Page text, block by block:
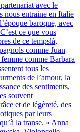
avec le
nous entraine en Italie
baroque, avec
ce que vous
de ce tempslà,
comme Juan
comme Barbara
tous les
de l’amour, la
des sentiments,
souvent
et de légèreté, des
par leurs
la transe. » Anna